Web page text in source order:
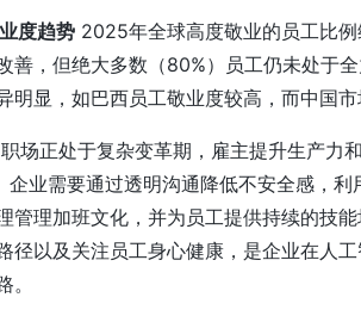
度趋势 2025年全球高度敬业的员工比
善，但绝大多数（80%）员工仍未处于
明显，如巴西员工敬业度较高，而中国
职场正处于复杂变革期，雇主提升生产力
企业需要通过透明沟通降低不安全感，
管理加班文化，并为员工提供持续的技
径以及关注员工身心健康，是企业在人
。